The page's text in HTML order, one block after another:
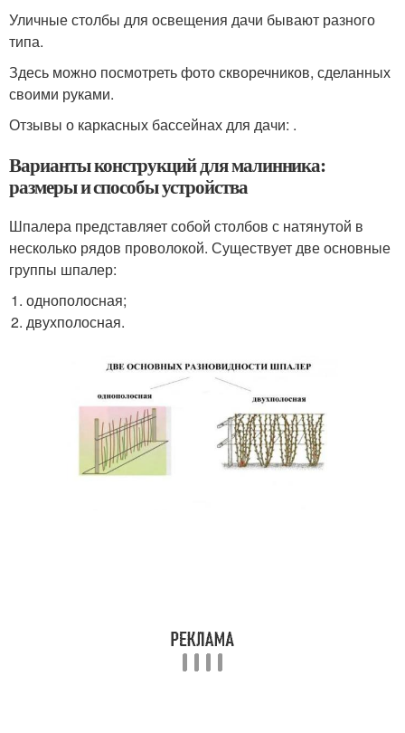
Уличные столбы для освещения дачи бывают разного
типа.
Здесь можно посмотреть фото скворечников, сделанных
своими руками.
Отзывы о каркасных бассейнах для дачи: .
Варианты конструкций для малинника:
размеры и способы устройства
Шпалера представляет собой столбов с натянутой в
несколько рядов проволокой. Существует две основные
группы шпалер:
однополосная;
двухполосная.